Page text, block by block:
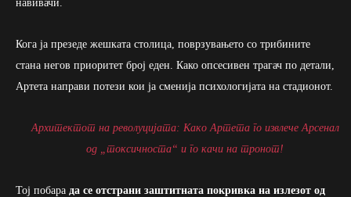
навивачи.
Кога ја презеде жешката столица, поврзувањето со трибините
стана негов приоритет број еден. Како опсесивен трагач по детали,
Артета направи потези кои ја сменија психологијата на стадионот.
Архитектот на револуцијата: Како Артета го извлече Арсенал
од „токсичноста“ и го качи на тронот!
Тој побара да се отстрани заштитната покривка на излезот од